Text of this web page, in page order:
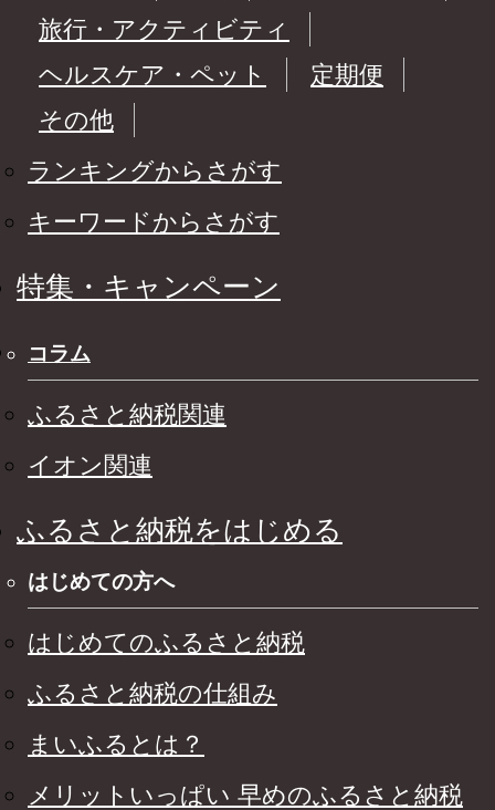
旅行・アクティビティ
ヘルスケア・ペット
定期便
その他
ランキングからさがす
キーワードからさがす
特集・キャンペーン
コラム
ふるさと納税関連
イオン関連
ふるさと納税をはじめる
はじめての方へ
はじめてのふるさと納税
ふるさと納税の仕組み
まいふるとは？
メリットいっぱい 早めのふるさと納税